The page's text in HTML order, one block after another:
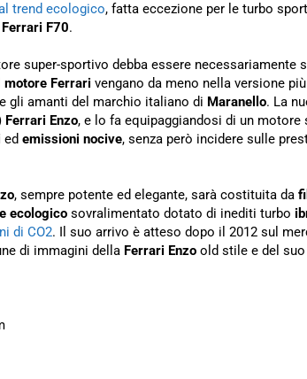
trend ecologico, fatta eccezione per le turbo
F70.
super-sportivo debba essere necessariamente
motore Ferrari vengano da meno nella versione
gli amanti del marchio italiano di Maranello. La
Ferrari Enzo, e lo fa equipaggiandosi di un
ed emissioni nocive, senza però incidere sulle
, sempre potente ed elegante, sarà costituita da
ecologico sovralimentato dotato di inediti turbo
di CO2. Il suo arrivo è atteso dopo il 2012 sul
di immagini della Ferrari Enzo old stile e del